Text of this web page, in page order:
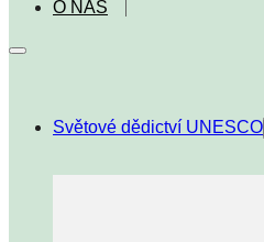
O NÁS
Světové dědictví UNESCO